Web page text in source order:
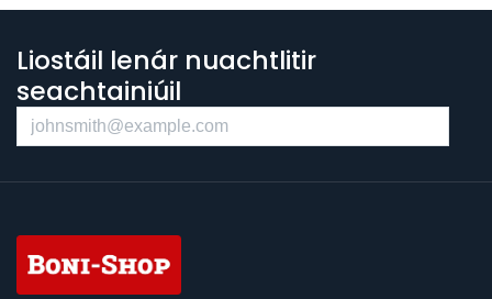
Liostáil lenár nuachtlitir
seachtainiúil